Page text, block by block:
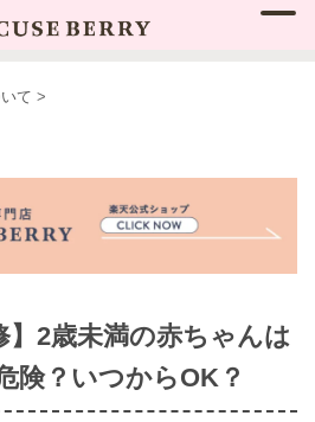
て >
】2歳未満の赤ちゃんは
険？いつからOK？